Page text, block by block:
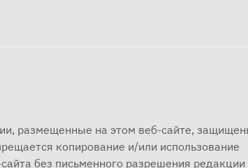
размещенные на этом веб-сайте,
копирование и/или использование
без письменного разрешения редакции